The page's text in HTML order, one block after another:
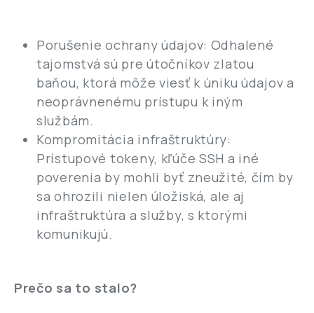
Porušenie ochrany údajov: Odhalené
tajomstvá sú pre útočníkov zlatou
baňou, ktorá môže viesť k úniku údajov a
neoprávnenému prístupu k iným
službám.
Kompromitácia infraštruktúry:
Prístupové tokeny, kľúče SSH a iné
poverenia by mohli byť zneužité, čím by
sa ohrozili nielen úložiská, ale aj
infraštruktúra a služby, s ktorými
komunikujú.
Prečo sa to stalo?